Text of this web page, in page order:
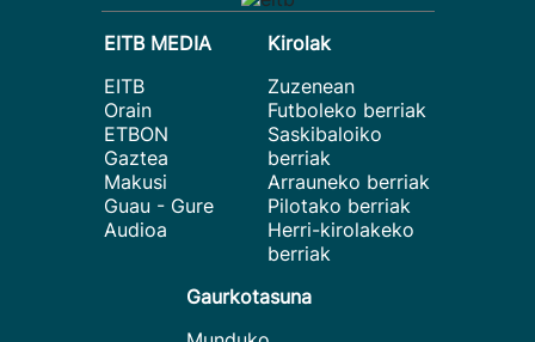
EITB MEDIA
EITB
Orain
ETBON
Gaztea
Makusi
Guau - Gure
Audioa
Kirolak
Zuzenean
Futboleko berriak
Saskibaloiko
berriak
Arrauneko berriak
Pilotako berriak
Herri-kirolakeko
berriak
Gaurkotasuna